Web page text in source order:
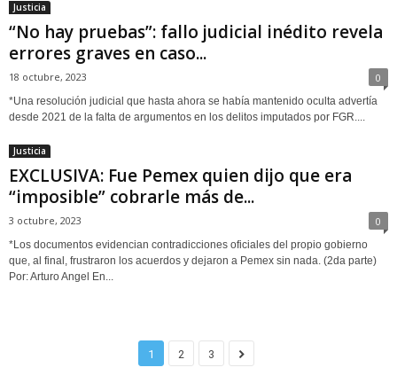
Justicia
“No hay pruebas”: fallo judicial inédito revela
errores graves en caso...
18 octubre, 2023 0
*Una resolución judicial que hasta ahora se había mantenido oculta advertía
desde 2021 de la falta de argumentos en los delitos imputados por FGR....
Justicia
EXCLUSIVA: Fue Pemex quien dijo que era
“imposible” cobrarle más de...
3 octubre, 2023 0
*Los documentos evidencian contradicciones oficiales del propio gobierno
que, al final, frustraron los acuerdos y dejaron a Pemex sin nada. (2da parte)
Por: Arturo Angel En...
1 2 3